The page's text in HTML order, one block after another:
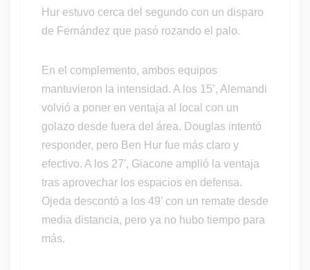
Hur estuvo cerca del segundo con un disparo
de Fernández que pasó rozando el palo.
En el complemento, ambos equipos
mantuvieron la intensidad. A los 15’, Alemandi
volvió a poner en ventaja al local con un
golazo desde fuera del área. Douglas intentó
responder, pero Ben Hur fue más claro y
efectivo. A los 27′, Giacone amplió la ventaja
tras aprovechar los espacios en defensa.
Ojeda descontó a los 49’ con un remate desde
media distancia, pero ya no hubo tiempo para
más.